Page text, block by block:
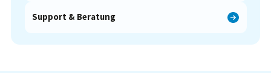
Support & Beratung